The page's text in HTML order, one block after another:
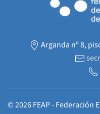
Arganda nº 8,
©2026FEAP - Federación